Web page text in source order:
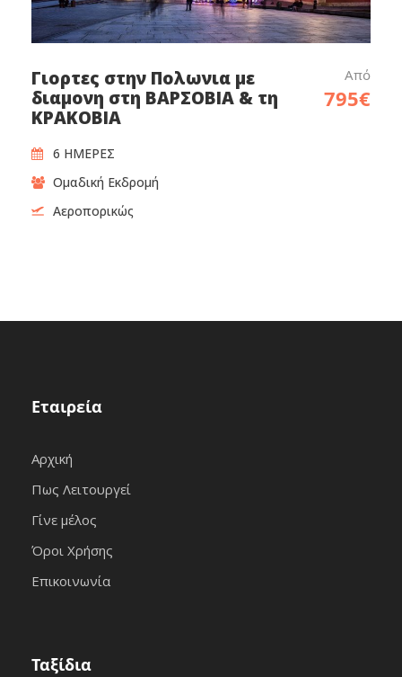
Γιορτες στην Πολωνια με
διαμονη στη ΒΑΡΣΟΒΙΑ & τη
ΚΡΑΚΟΒΙΑ
Από
795€
6 ΗΜΕΡΕΣ
Ομαδική Εκδρομή
Αεροπορικώς
Εταιρεία
Αρχική
Πως Λειτουργεί
Γίνε μέλος
Όροι Χρήσης
Επικοινωνία
Ταξίδια